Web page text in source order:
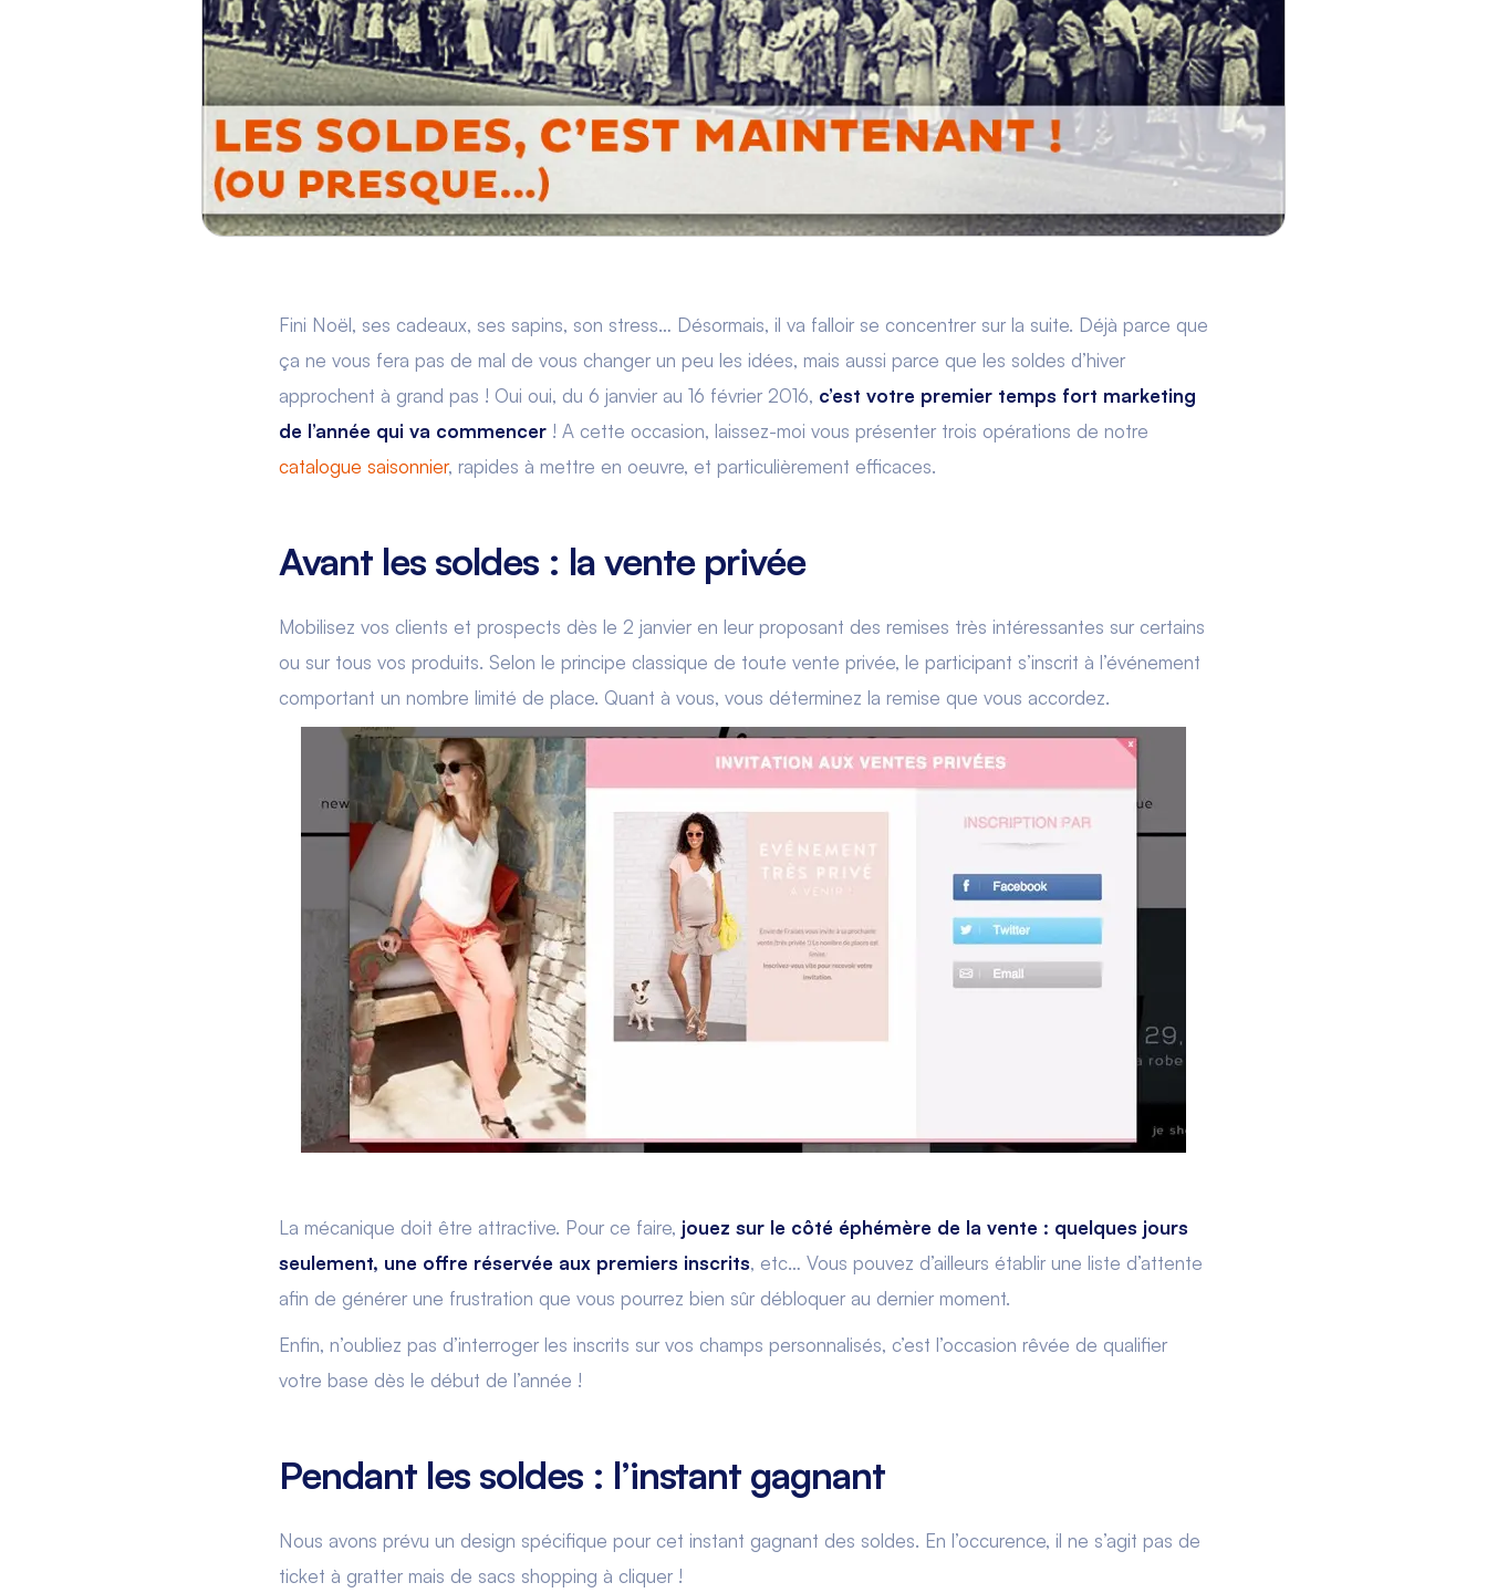
Fini Noël, ses cadeaux, ses sapins, son stress… Désormais, il va falloir se concentrer sur la suite. Déjà parce que
ça ne vous fera pas de mal de vous changer un peu les idées, mais aussi parce que les soldes d’hiver
approchent à grand pas ! Oui oui, du 6 janvier au 16 février 2016, c’est votre premier temps fort marketing
de l’année qui va commencer ! A cette occasion, laissez-moi vous présenter trois opérations de notre
catalogue saisonnier, rapides à mettre en oeuvre, et particulièrement efficaces.
Avant les soldes : la vente privée
Mobilisez vos clients et prospects dès le 2 janvier en leur proposant des remises très intéressantes sur certains
ou sur tous vos produits. Selon le principe classique de toute vente privée, le participant s’inscrit à l’événement
comportant un nombre limité de place. Quant à vous, vous déterminez la remise que vous accordez.
La mécanique doit être attractive. Pour ce faire, jouez sur le côté éphémère de la vente : quelques jours
seulement, une offre réservée aux premiers inscrits, etc… Vous pouvez d’ailleurs établir une liste d’attente
afin de générer une frustration que vous pourrez bien sûr débloquer au dernier moment.
Enfin, n’oubliez pas d’interroger les inscrits sur vos champs personnalisés, c’est l’occasion rêvée de qualifier
votre base dès le début de l’année !
Pendant les soldes : l’instant gagnant
Nous avons prévu un design spécifique pour cet instant gagnant des soldes. En l’occurence, il ne s’agit pas de
ticket à gratter mais de sacs shopping à cliquer !